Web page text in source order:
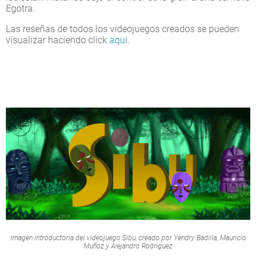
Egotra.
Las reseñas de todos los videojuegos creados se pueden
visualizar haciendo click aquí.
Imagen introductoria del videojuego Sibu, creado por Yendry Badilla, Mauricio
Muñoz y Alejandro Rodríguez